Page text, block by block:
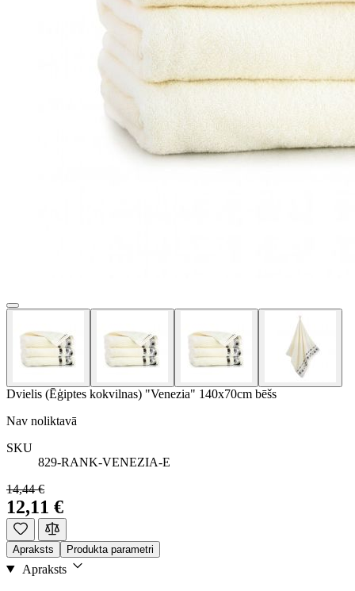
Dvielis (Ēģiptes kokvilnas) "Venezia" 140x70cm bēšs
Nav noliktavā
SKU
829-RANK-VENEZIA-E
14,44 €
12,11 €
Apraksts Produkta parametri
Apraksts